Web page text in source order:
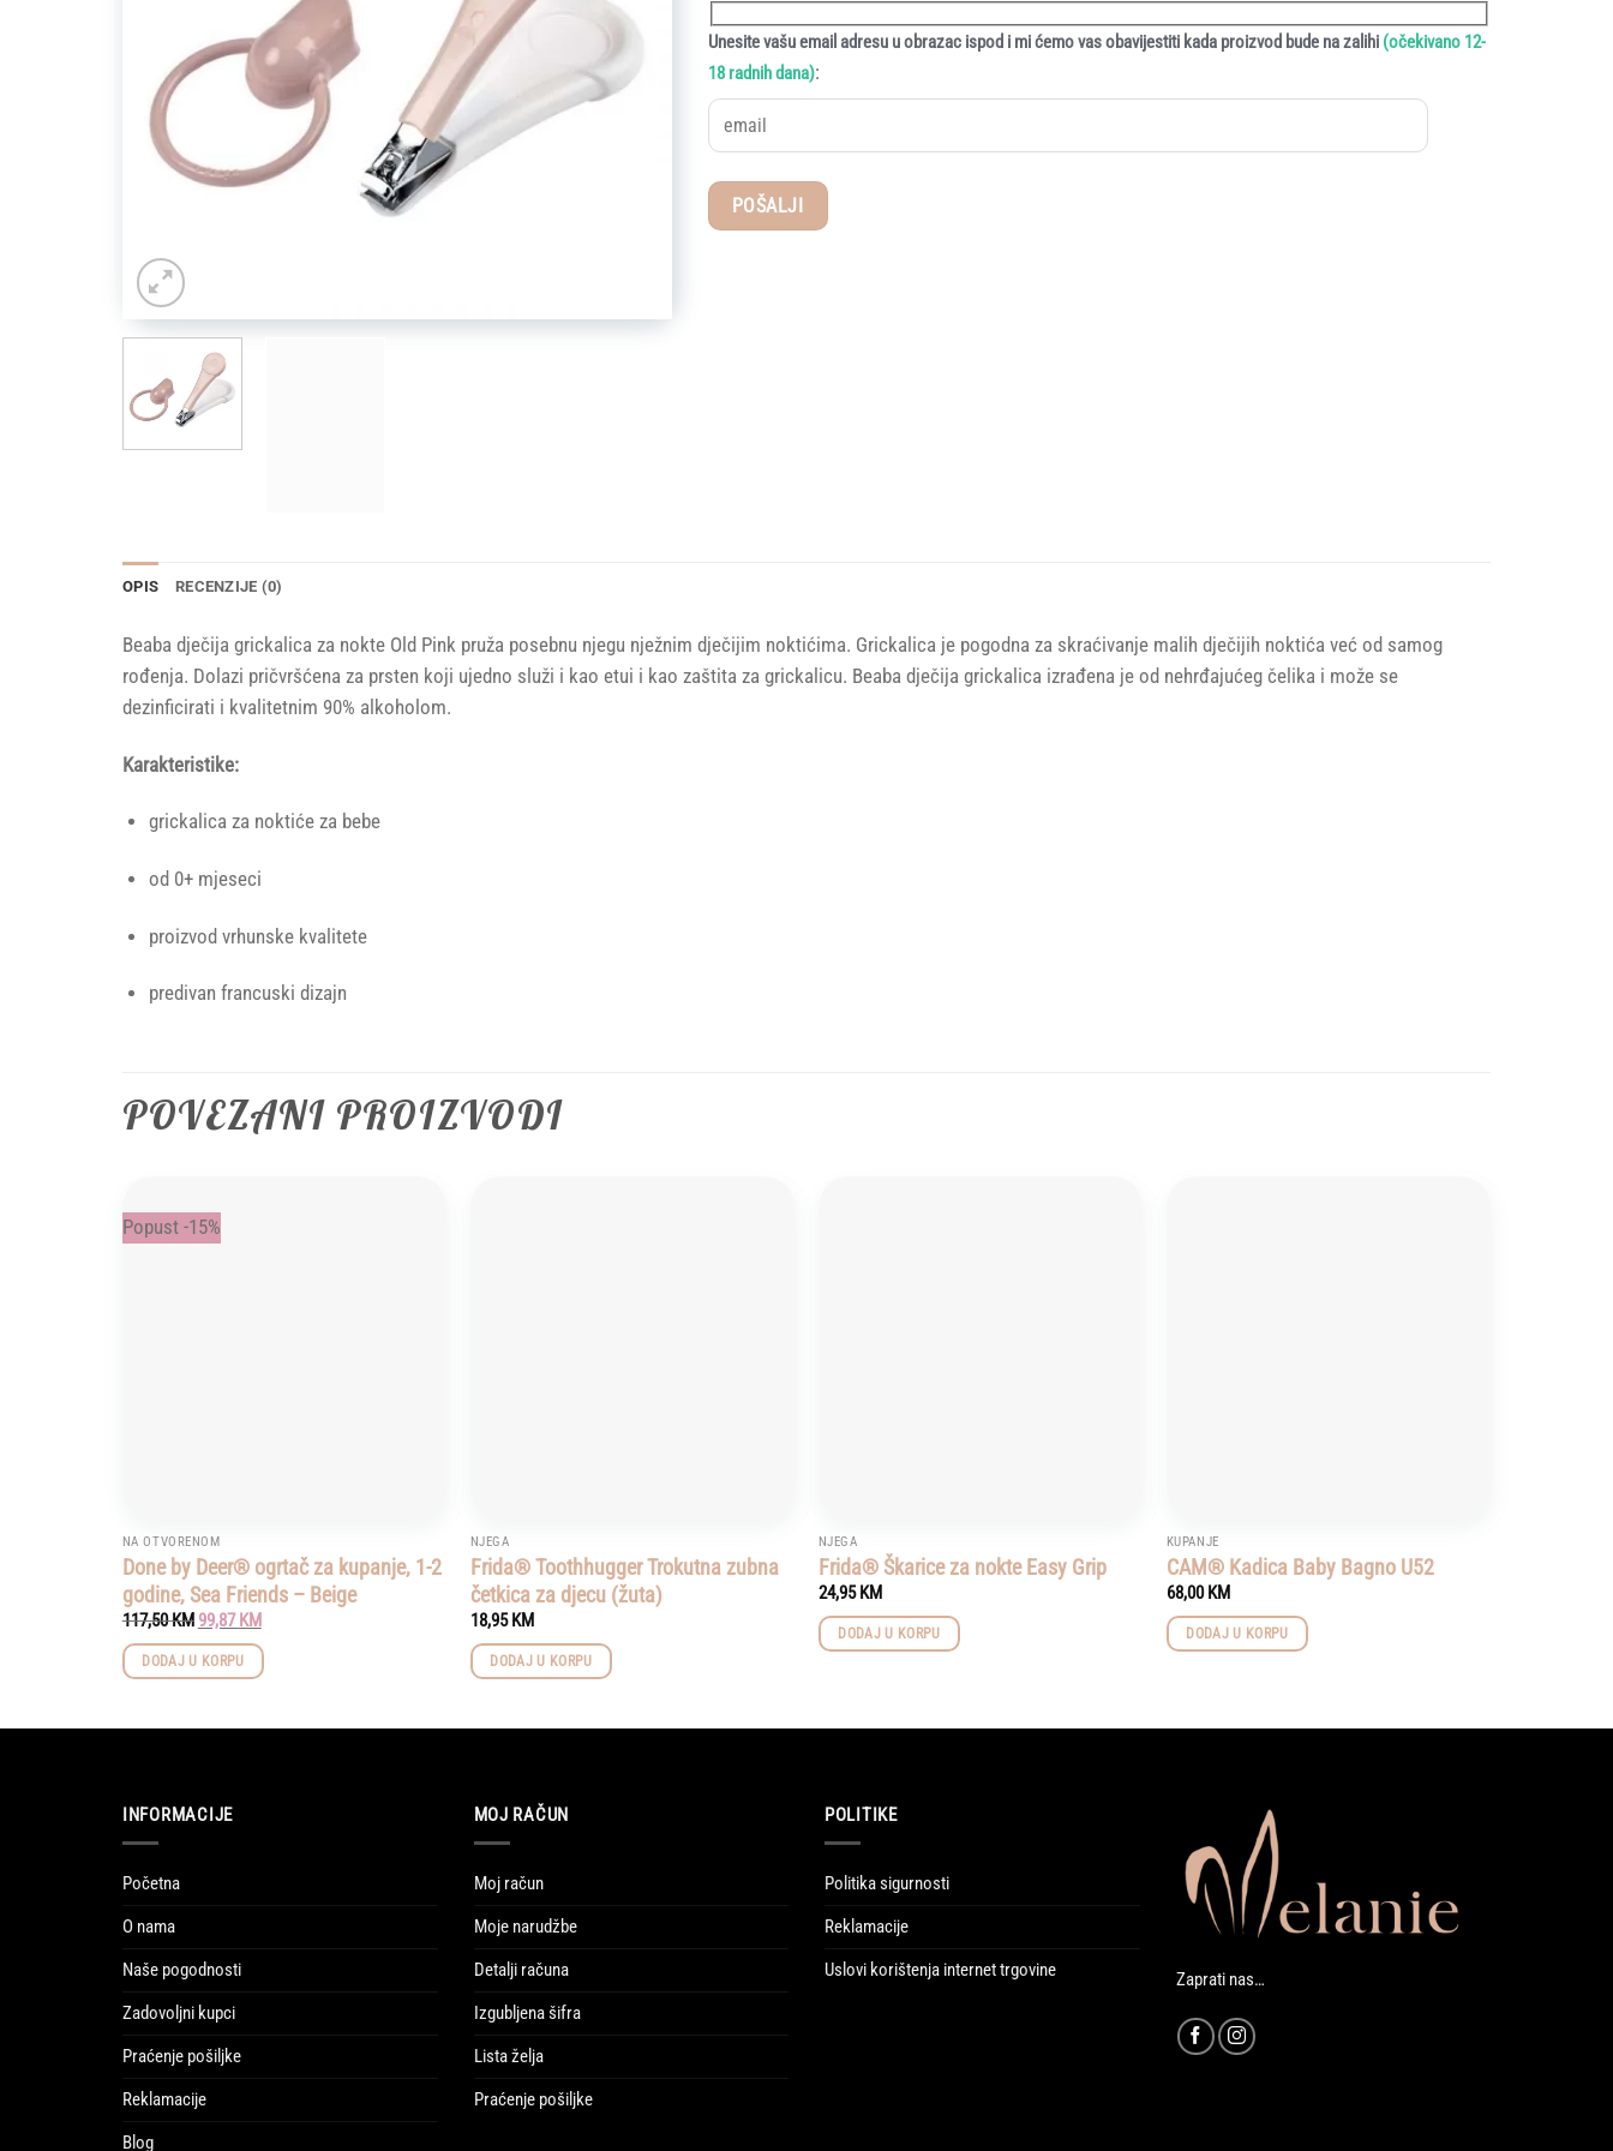
Unesite vašu email adresu u obrazac ispod i mi ćemo vas obavijestiti kada proizvod bude na zalihi (očekivano 12-
18 radnih dana):
OPIS RECENZIJE (0)
Beaba dječija grickalica za nokte Old Pink pruža posebnu njegu nježnim dječijim noktićima. Grickalica je pogodna za skraćivanje malih dječijih noktića već od samog
rođenja. Dolazi pričvršćena za prsten koji ujedno služi i kao etui i kao zaštita za grickalicu. Beaba dječija grickalica izrađena je od nehrđajućeg čelika i može se
dezinficirati i kvalitetnim 90% alkoholom.
Karakteristike:
grickalica za noktiće za bebe
od 0+ mjeseci
proizvod vrhunske kvalitete
predivan francuski dizajn
POVEZANI PROIZVODI
Popust -15%
NA OTVORENOM
Done by Deer® ogrtač za kupanje, 1-2
godine, Sea Friends – Beige
117,50KM Original
was:
117,50 KM.
99,87 KM
is:
99,87 KM.
DODAJ U KORPU
NJEGA
Frida® Toothhugger Trokutna zubna
četkica za djecu (žuta)
18,95KM
DODAJ U KORPU
NJEGA
Frida® Škarice za nokte Easy Grip
24,95KM
DODAJ U KORPU
KUPANJE
CAM® Kadica Baby Bagno U52
68,00KM
DODAJ U KORPU
INFORMACIJE
Početna
O nama
Naše pogodnosti
Zadovoljni kupci
Praćenje pošiljke
Reklamacije
Blog
MOJ RAČUN
Moj račun
Moje narudžbe
Detalji računa
Izgubljena šifra
Lista želja
Praćenje pošiljke
POLITIKE
Politika sigurnosti
Reklamacije
Uslovi korištenja internet trgovine
Zaprati nas…